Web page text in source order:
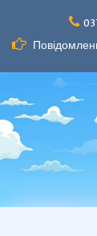
вмісту